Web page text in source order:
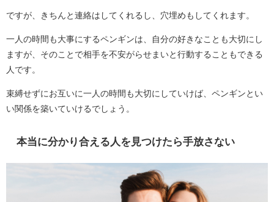
ですが、きちんと連絡はしてくれるし、穴埋めもしてくれます。
一人の時間も大事にするペンギンは、自分の好きなことも大切にし
ますが、そのことで相手を不安がらせまいと行動することもできる
人です。
束縛せずにお互いに一人の時間も大切にしていけば、ペンギンとい
い関係を築いていけるでしょう。
本当に分かり合える人を見つけたら手放さない